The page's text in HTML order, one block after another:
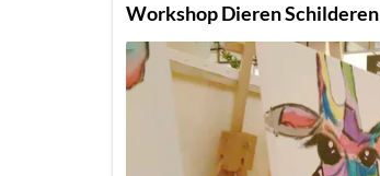
Workshop Dieren Schilderen